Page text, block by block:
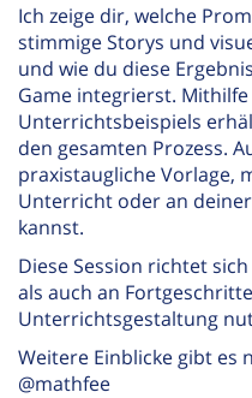
Ich zeige dir, welche
stimmige Storys und
und wie du diese
Game integrierst.
Unterrichtsbeispiels
den gesamten Prozess.
praxistaugliche Vorlage,
Unterricht oder an
kannst.
Diese Session richtet
als auch an
Unterrichtsgestaltung
Weitere Einblicke gibt es
@mathfee